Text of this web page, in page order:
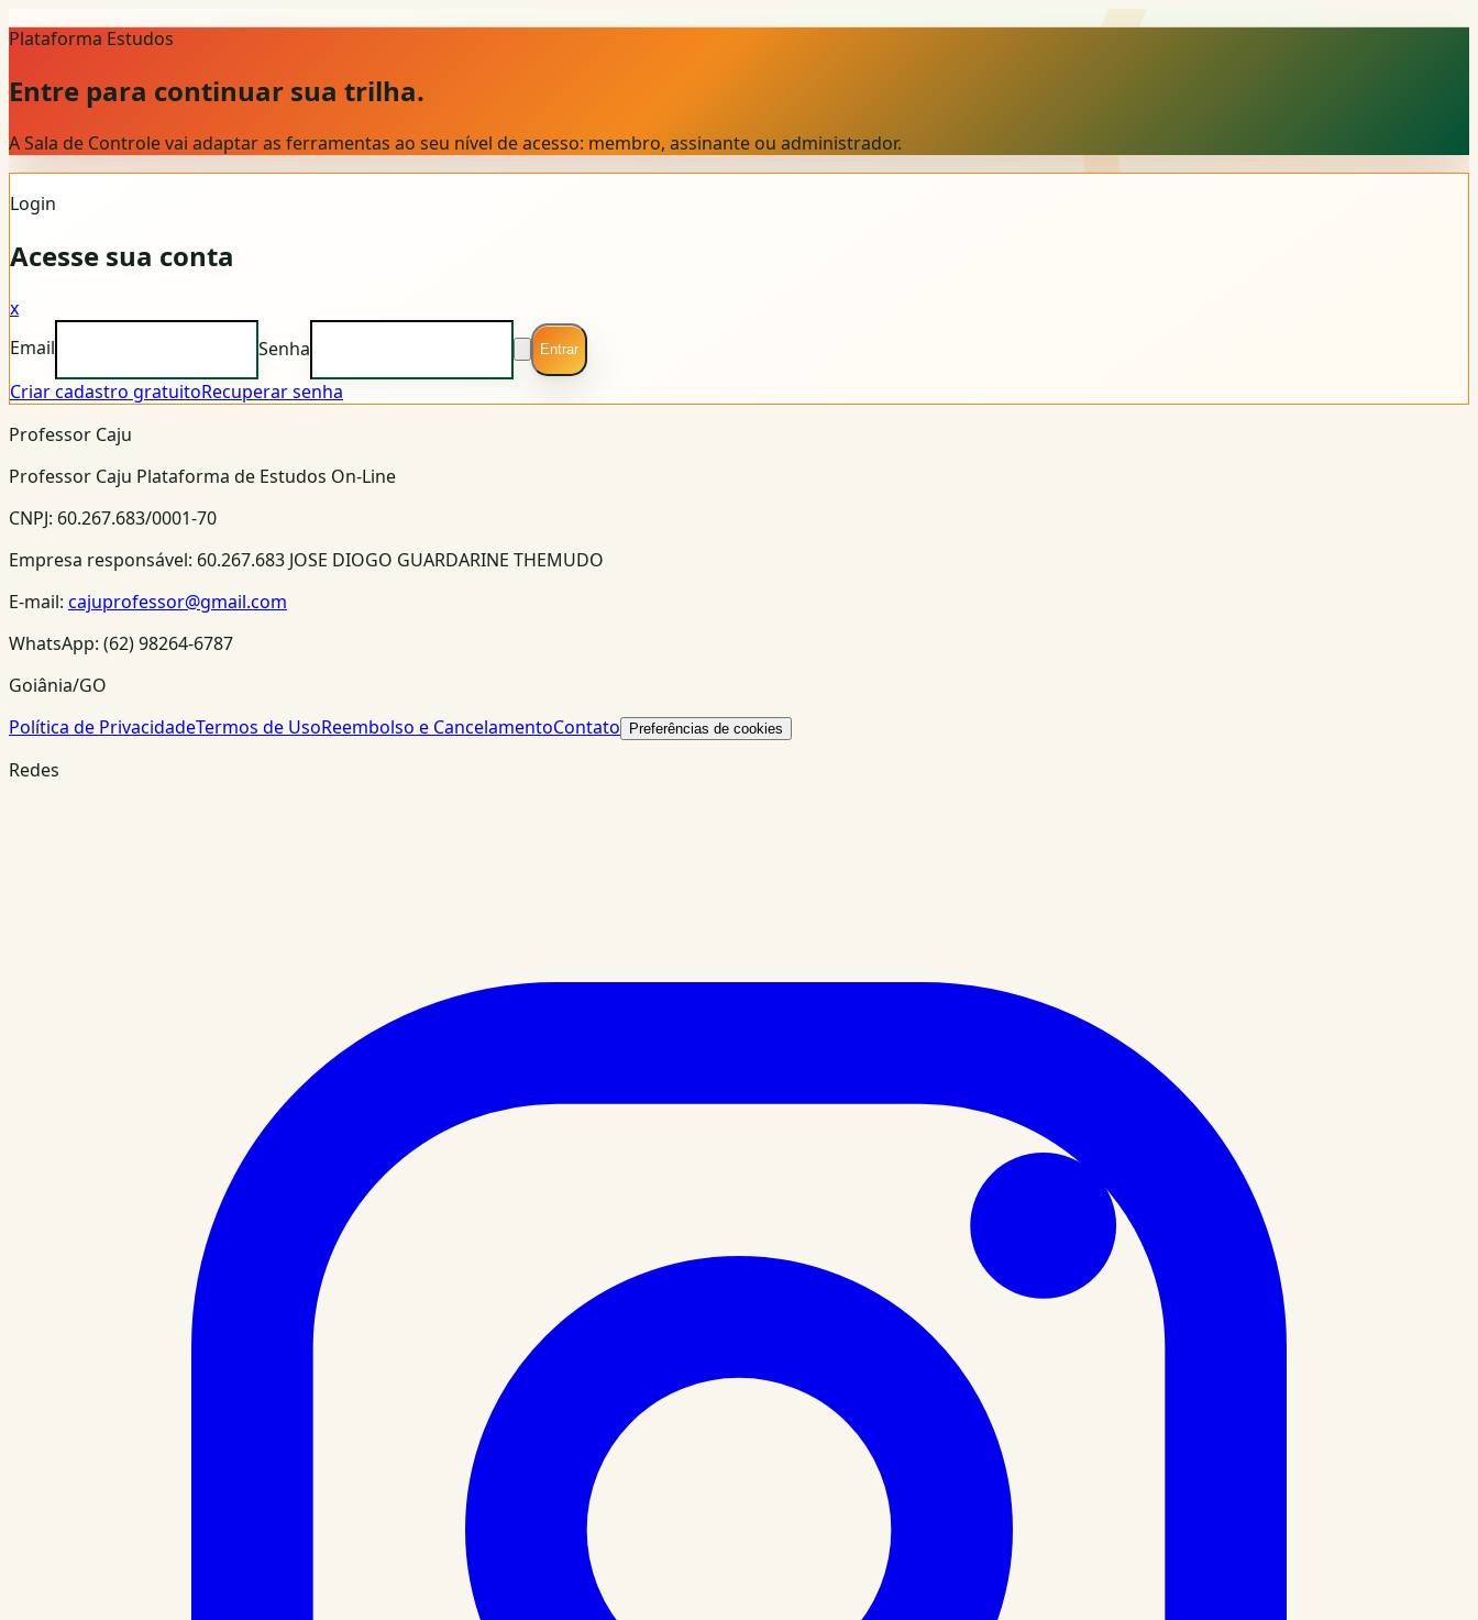
Plataforma Estudos
Entre para continuar sua trilha.
A Sala de Controle vai adaptar as ferramentas ao seu nível de acesso: membro, assinante ou administrador.
Login
Acesse sua conta
x
Email
Senha Entrar
Criar cadastro gratuitoRecuperar senha
Professor Caju
Professor Caju Plataforma de Estudos On-Line
CNPJ: 60.267.683/0001-70
Empresa responsável: 60.267.683 JOSE DIOGO GUARDARINE THEMUDO
E-mail: cajuprofessor@gmail.com
WhatsApp: (62) 98264-6787
Goiânia/GO
Política de PrivacidadeTermos de UsoReembolso e CancelamentoContato Preferências de cookies
Redes